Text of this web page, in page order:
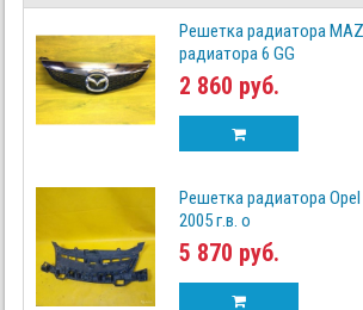
Решетка радиатора
радиатора 6 GG
2 860 руб.
Решетка радиатора
2005 г.в. о
5 870 руб.